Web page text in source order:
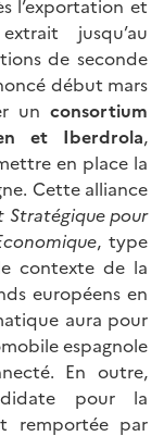
l’exportation et
jusqu’au
de seconde
début mars
un consortium
et Iberdrola,
en place la
Cette alliance
Stratégique pour
, type
contexte de la
européens en
aura pour
espagnole
En outre,
pour la
remportée par